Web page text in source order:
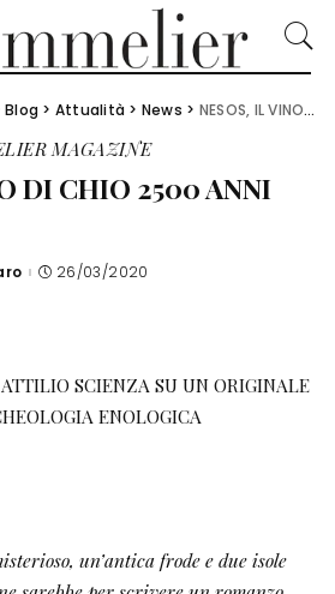
Blog > Attualità > News > NESOS, IL VINO DI CHIO 2500 ANNI DOPO
MAGAZINE
DI CHIO 2500 ANNI
26/03/2020
SCIENZA SU UN ORIGINALE
ENOLOGICA
un’antica frode e due isole